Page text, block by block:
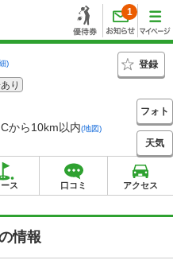
1
)
登録
り
から10km以内(地図)
フォト
天気
ス 口コミ アクセス
情報